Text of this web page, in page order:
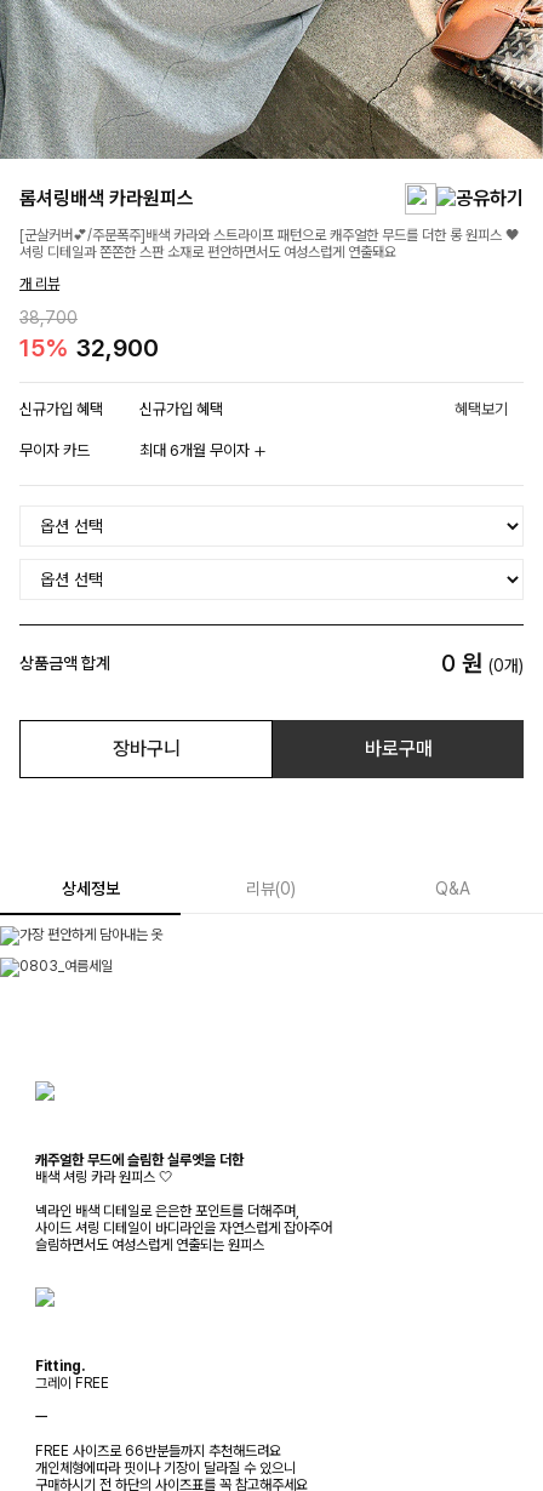
롬셔링배색 카라원피스
[군살커버💕/주문폭주]배색 카라와 스트라이프 패턴으로 캐주얼한 무드를 더한 롱 원피스 🖤
셔링 디테일과 쫀쫀한 스판 소재로 편안하면서도 여성스럽게 연출돼요
개 리뷰
38,700
15% 32,900
신규가입 혜택 신규가입 혜택 혜택보기
무이자 카드 최대 6개월 무이자
상품금액 합계 0 원 (0개)
장바구니 바로구매
상세정보 리뷰(0) Q&A
캐주얼한 무드에 슬림한 실루엣을 더한
배색 셔링 카라 원피스 🤍
넥라인 배색 디테일로 은은한 포인트를 더해주며,
사이드 셔링 디테일이 바디라인을 자연스럽게 잡아주어
슬림하면서도 여성스럽게 연출되는 원피스
Fitting.
그레이 FREE
ㅡ
FREE 사이즈로 66반분들까지 추천해드려요
개인체형에따라 핏이나 기장이 달라질 수 있으니
구매하시기 전 하단의 사이즈표를 꼭 참고해주세요